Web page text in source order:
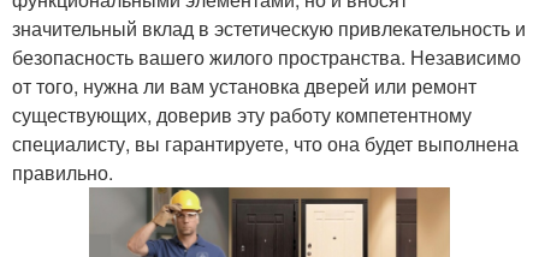
значительный вклад в эстетическую привлекательность и
безопасность вашего жилого пространства. Независимо
от того, нужна ли вам установка дверей или ремонт
существующих, доверив эту работу компетентному
специалисту, вы гарантируете, что она будет выполнена
правильно.